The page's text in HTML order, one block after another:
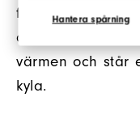
Hantera spårning
fleece på
av handsken
värmen och står
kyla.